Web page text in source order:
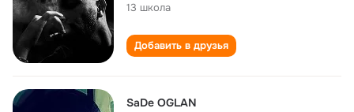
13 школа
Добавить в друзья
SaDe OGLAN